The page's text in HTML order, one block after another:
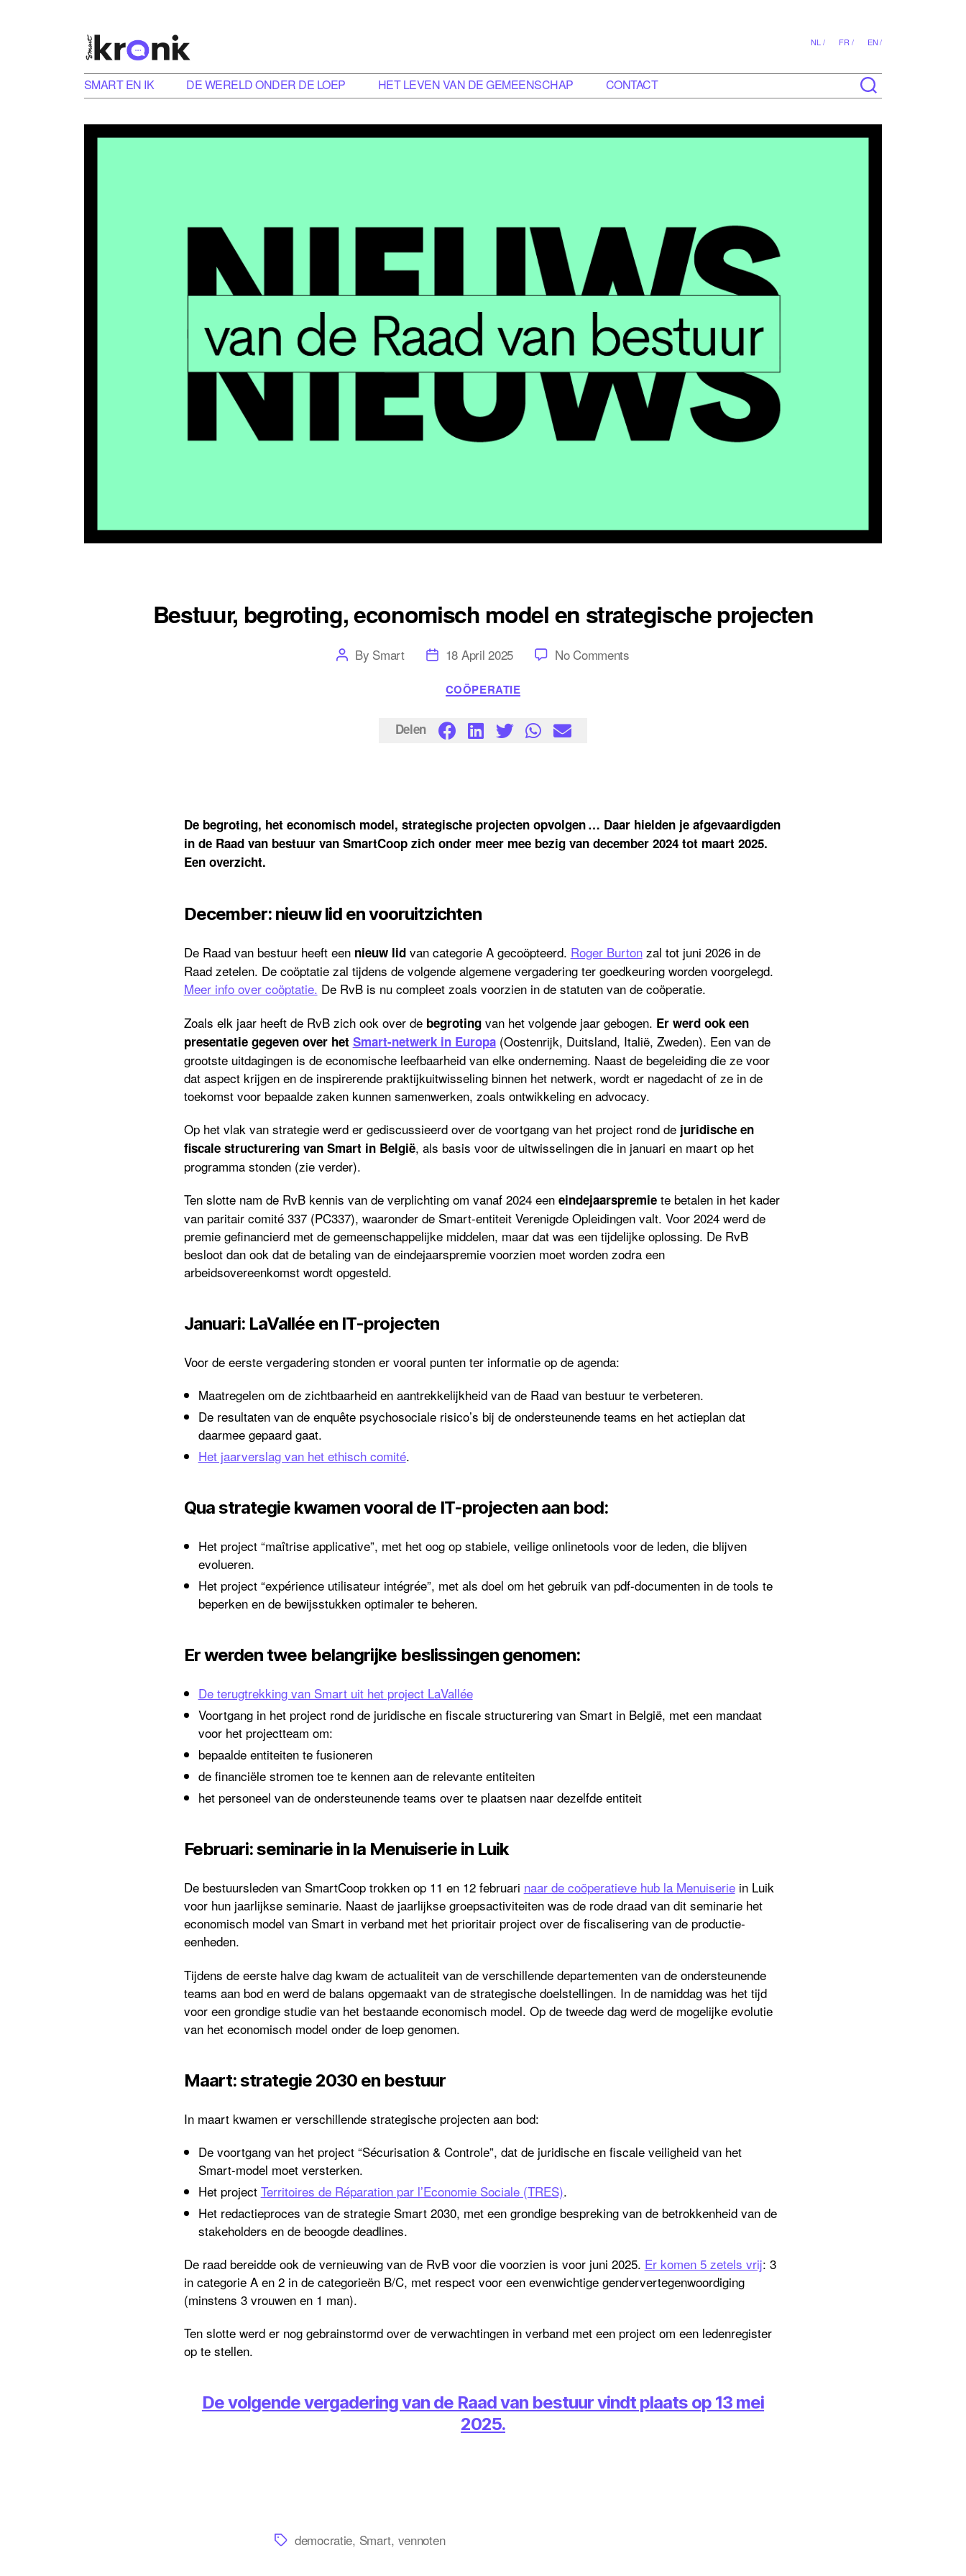
NL / FR / EN /
SMART EN IK DE WERELD ONDER DE LOEP HET LEVEN VAN DE GEMEENSCHAP CONTACT
Bestuur, begroting, economisch model en strategische projecten
Post
author
By Smart Post
date
18 April 2025 No Commentson
Categories
COÖPERATIE
Delen
De begroting, het economisch model, strategische projecten opvolgen … Daar hielden je afgevaardigden
in de Raad van bestuur van SmartCoop zich onder meer mee bezig van december 2024 tot maart 2025.
Een overzicht.
December: nieuw lid en vooruitzichten
De Raad van bestuur heeft een nieuw lid van categorie A gecoöpteerd. Roger Burtonzal tot juni 2026 in de
Raad zetelen. De coöptatie zal tijdens de volgende algemene vergadering ter goedkeuring worden voorgelegd.
Meer info over coöptatie. De RvB is nu compleet zoals voorzien in de statuten van de coöperatie.
Zoals elk jaar heeft de RvB zich ook over de begroting van het volgende jaar gebogen. Er werd ook een
presentatie gegeven over het Smart-netwerk in Europa(Oostenrijk, Duitsland, Italië, Zweden). Een van de
grootste uitdagingen is de economische leefbaarheid van elke onderneming. Naast de begeleiding die ze voor
dat aspect krijgen en de inspirerende praktijkuitwisseling binnen het netwerk, wordt er nagedacht of ze in de
toekomst voor bepaalde zaken kunnen samenwerken, zoals ontwikkeling en advocacy.
Op het vlak van strategie werd er gediscussieerd over de voortgang van het project rond de juridische en
fiscale structurering van Smart in België, als basis voor de uitwisselingen die in januari en maart op het
programma stonden (zie verder).
Ten slotte nam de RvB kennis van de verplichting om vanaf 2024 een eindejaarspremiete betalen in het kader
van paritair comité 337 (PC337), waaronder de Smart-entiteit Verenigde Opleidingen valt. Voor 2024 werd de
premie gefinancierd met de gemeenschappelijke middelen, maar dat was een tijdelijke oplossing. De RvB
besloot dan ook dat de betaling van de eindejaarspremie voorzien moet worden zodra een
arbeidsovereenkomst wordt opgesteld.
Januari: LaVallée en IT-projecten
Voor de eerste vergadering stonden er vooral punten ter informatie op de agenda:
Maatregelen om de zichtbaarheid en aantrekkelijkheid van de Raad van bestuur te verbeteren.
De resultaten van de enquête psychosociale risico’s bij de ondersteunende teams en het actieplan dat
daarmee gepaard gaat.
Het jaarverslag van het ethisch comité.
Qua strategie kwamen vooral de IT-projecten aan bod:
Het project “maîtrise applicative”, met het oog op stabiele, veilige onlinetools voor de leden, die blijven
evolueren.
Het project “expérience utilisateur intégrée”, met als doel om het gebruik van pdf-documenten in de tools te
beperken en de bewijsstukken optimaler te beheren.
Er werden twee belangrijke beslissingen genomen:
De terugtrekking van Smart uit het project LaVallée
Voortgang in het project rond de juridische en fiscale structurering van Smart in België, met een mandaat
voor het projectteam om:
bepaalde entiteiten te fusioneren
de financiële stromen toe te kennen aan de relevante entiteiten
het personeel van de ondersteunende teams over te plaatsen naar dezelfde entiteit
Februari: seminarie in la Menuiserie in Luik
De bestuursleden van SmartCoop trokken op 11 en 12 februari naar de coöperatieve hub la Menuiseriein Luik
voor hun jaarlijkse seminarie. Naast de jaarlijkse groepsactiviteiten was de rode draad van dit seminarie het
economisch model van Smart in verband met het prioritair project over de fiscalisering van de productie-
eenheden.
Tijdens de eerste halve dag kwam de actualiteit van de verschillende departementen van de ondersteunende
teams aan bod en werd de balans opgemaakt van de strategische doelstellingen. In de namiddag was het tijd
voor een grondige studie van het bestaande economisch model. Op de tweede dag werd de mogelijke evolutie
van het economisch model onder de loep genomen.
Maart: strategie 2030 en bestuur
In maart kwamen er verschillende strategische projecten aan bod:
De voortgang van het project “Sécurisation & Controle”, dat de juridische en fiscale veiligheid van het
Smart-model moet versterken.
Het project Territoires de Réparation par l’Economie Sociale (TRES).
Het redactieproces van de strategie Smart 2030, met een grondige bespreking van de betrokkenheid van de
stakeholders en de beoogde deadlines.
De raad bereidde ook de vernieuwing van de RvB voor die voorzien is voor juni 2025. Er komen 5 zetels vrij: 3
in categorie A en 2 in de categorieën B/C, met respect voor een evenwichtige gendervertegenwoordiging
(minstens 3 vrouwen en 1 man).
Ten slotte werd er nog gebrainstormd over de verwachtingen in verband met een project om een ledenregister
op te stellen.
De volgende vergadering van de Raad van bestuur vindt plaats op 13 mei
2025.
Tagsdemocratie, Smart, vennoten